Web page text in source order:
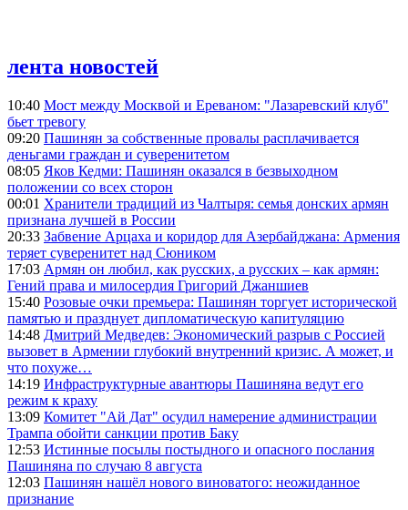
лента новостей
10:40 Мост между Москвой и Ереваном: "Лазаревский клуб"
бьет тревогу
09:20 Пашинян за собственные провалы расплачивается
деньгами граждан и суверенитетом
08:05 Яков Кедми: Пашинян оказался в безвыходном
положении со всех сторон
00:01 Хранители традиций из Чалтыря: семья донских армян
признана лучшей в России
20:33 Забвение Арцаха и коридор для Азербайджана: Армения
теряет суверенитет над Сюником
17:03 Армян он любил, как русских, а русских – как армян:
Гений права и милосердия Григорий Джаншиев
15:40 Розовые очки премьера: Пашинян торгует исторической
памятью и празднует дипломатическую капитуляцию
14:48 Дмитрий Медведев: Экономический разрыв с Россией
вызовет в Армении глубокий внутренний кризис. А может, и
что похуже…
14:19 Инфраструктурные авантюры Пашиняна ведут его
режим к краху
13:09 Комитет "Ай Дат" осудил намерение администрации
Трампа обойти санкции против Баку
12:53 Истинные посылы постыдного и опасного послания
Пашиняна по случаю 8 августа
12:03 Пашинян нашёл нового виноватого: неожиданное
признание